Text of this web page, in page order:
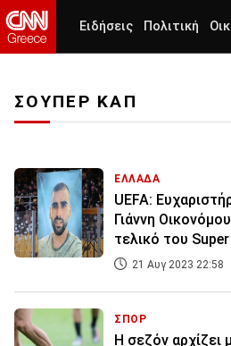
Ειδήσεις Πολιτική
ΣΟΥΠΕΡ ΚΑΠ
ΕΛΛΑΔΑ
UEFA:
Γιάννη
τελικό του
21 Αυγ 2023 22:58
ΣΠΟΡ
Η σεζόν